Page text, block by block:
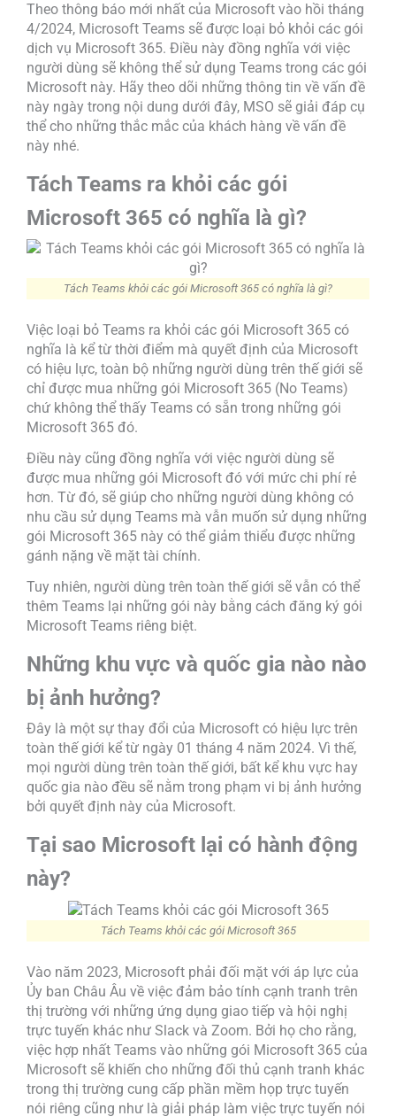
Theo thông báo mới nhất của Microsoft vào hồi tháng
4/2024, Microsoft Teams sẽ được loại bỏ khỏi các gói
dịch vụ Microsoft 365. Điều này đồng nghĩa với việc
người dùng sẽ không thể sử dụng Teams trong các gói
Microsoft này. Hãy theo dõi những thông tin về vấn đề
này ngày trong nội dung dưới đây, MSO sẽ giải đáp cụ
thể cho những thắc mắc của khách hàng về vấn đề
này nhé.
Tách Teams ra khỏi các gói
Microsoft 365 có nghĩa là gì?
Tách Teams khỏi các gói Microsoft 365 có nghĩa là gì?
Việc loại bỏ Teams ra khỏi các gói Microsoft 365 có
nghĩa là kể từ thời điểm mà quyết định của Microsoft
có hiệu lực, toàn bộ những người dùng trên thế giới sẽ
chỉ được mua những gói Microsoft 365 (No Teams)
chứ không thể thấy Teams có sẵn trong những gói
Microsoft 365 đó.
Điều này cũng đồng nghĩa với việc người dùng sẽ
được mua những gói Microsoft đó với mức chi phí rẻ
hơn. Từ đó, sẽ giúp cho những người dùng không có
nhu cầu sử dụng Teams mà vẫn muốn sử dụng những
gói Microsoft 365 này có thể giảm thiểu được những
gánh nặng về mặt tài chính.
Tuy nhiên, người dùng trên toàn thế giới sẽ vẫn có thể
thêm Teams lại những gói này bằng cách đăng ký gói
Microsoft Teams riêng biệt.
Những khu vực và quốc gia nào nào
bị ảnh hưởng?
Đây là một sự thay đổi của Microsoft có hiệu lực trên
toàn thế giới kể từ ngày 01 tháng 4 năm 2024. Vì thế,
mọi người dùng trên toàn thế giới, bất kể khu vực hay
quốc gia nào đều sẽ nằm trong phạm vi bị ảnh hưởng
bởi quyết định này của Microsoft.
Tại sao Microsoft lại có hành động
này?
Tách Teams khỏi các gói Microsoft 365
Vào năm 2023, Microsoft phải đối mặt với áp lực của
Ủy ban Châu Âu về việc đảm bảo tính cạnh tranh trên
thị trường với những ứng dụng giao tiếp và hội nghị
trực tuyến khác như Slack và Zoom. Bởi họ cho rằng,
việc hợp nhất Teams vào những gói Microsoft 365 của
Microsoft sẽ khiến cho những đối thủ cạnh tranh khác
trong thị trường cung cấp phần mềm họp trực tuyến
nói riêng cũng như là giải pháp làm việc trực tuyến nói